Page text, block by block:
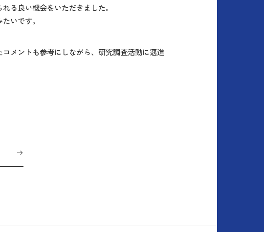
る良い機会をいただきました。
いです。
メントも参考にしながら、研究調査活動に邁進